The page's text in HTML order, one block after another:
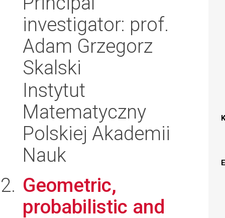
investigator: prof.
Adam Grzegorz
Skalski
Instytut
Matematyczny
Polskiej Akademii
Nauk
Geometric,
probabilistic and